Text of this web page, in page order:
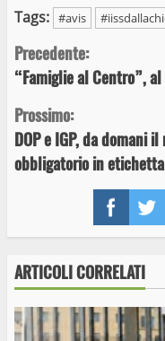
Tags: #avis
Continue
Reading
Precedente:
“Famiglie al Centro”,
Prossimo:
DOP e IGP, da domani
obbligatorio in etichetta
ARTICOLI CORRELATI